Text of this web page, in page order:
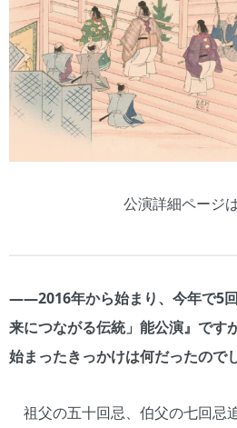
公演詳細ページ
――2016年から始まり、今年で5
来につながる伝統」能公演』です
始まったきっかけは何だったので
祖父の五十回忌、伯父の七回忌